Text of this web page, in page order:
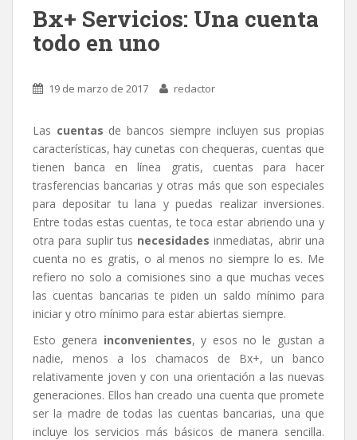
k r
Bx+ Servicios: Una cuenta
todo en uno
19 de marzo de 2017 redactor
Las cuentas de bancos siempre incluyen sus propias
características, hay cunetas con chequeras, cuentas que
tienen banca en línea gratis, cuentas para hacer
trasferencias bancarias y otras más que son especiales
para depositar tu lana y puedas realizar inversiones.
Entre todas estas cuentas, te toca estar abriendo una y
otra para suplir tus necesidades inmediatas, abrir una
cuenta no es gratis, o al menos no siempre lo es. Me
refiero no solo a comisiones sino a que muchas veces
las cuentas bancarias te piden un saldo mínimo para
iniciar y otro mínimo para estar abiertas siempre.
Esto genera inconvenientes, y esos no le gustan a
nadie, menos a los chamacos de Bx+, un banco
relativamente joven y con una orientación a las nuevas
generaciones. Ellos han creado una cuenta que promete
ser la madre de todas las cuentas bancarias, una que
incluye los servicios más básicos de manera sencilla.